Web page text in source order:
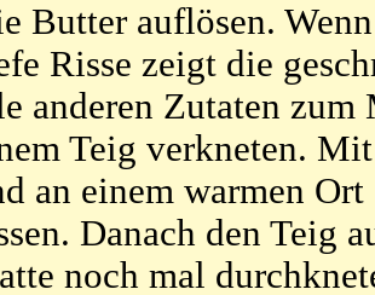
Butter auflösen.
Risse zeigt die
anderen Zutaten zum
Teig verkneten.
an einem warmen
Danach den Teig
noch mal